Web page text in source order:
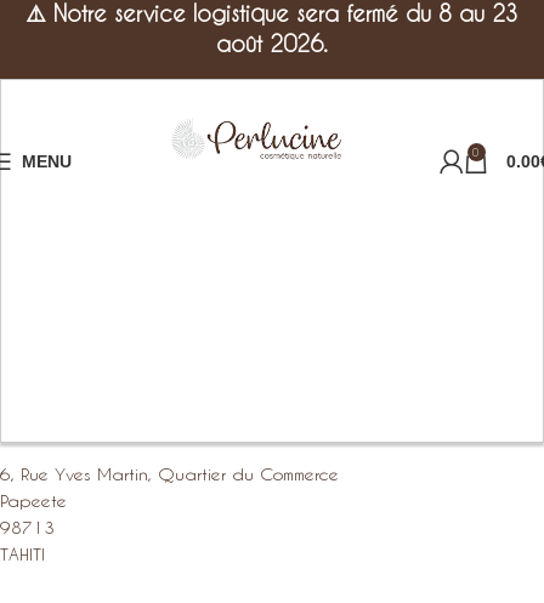
MENU 0 0.00
6, Rue Yves Martin, Quartier du Commerce
Papeete
98713
TAHITI
⚠️ Notre service logistique sera fermé du 8 au 23
août 2026.